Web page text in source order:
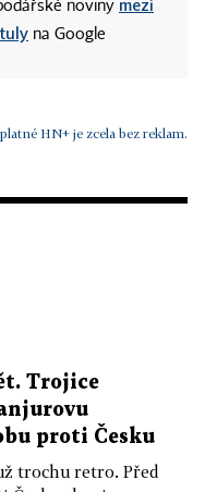
noviny mezi
na Google
HN+ je zcela bez reklam.
Trojice
proti Česku
trochu retro. Před